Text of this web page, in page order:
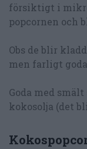
försiktigt i
popcornen och
Obs de blir
men farligt goda.
Goda med
kokosolja (det